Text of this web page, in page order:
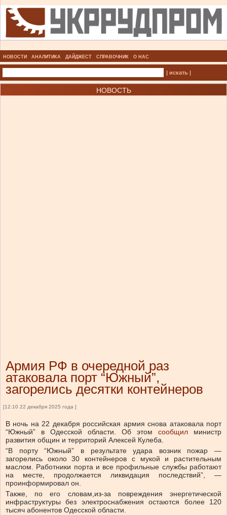
НОВОСТИ АНАЛИТИКА ДАЙДЖЕСТ СПРАВОЧНИК О НАС
| искать |
НОВОСТЬ
Армия РФ в очередной раз
атаковала порт “Южный”,
загорелись десятки контейнеров
[12:10 22 декабря 2025 года ]
В ночь на 22 декабря российская армия снова атаковала порт
“Южный” в Одесской области.
Об этом сообщил
министр
развития общин и территорий Алексей Кулеба.
“В порту “Южный” в результате удара возник пожар —
загорелись около 30 контейнеров с мукой и растительным
маслом. Работники порта и все профильные службы работают
на месте, продолжается ликвидация последствий”, —
проинформировал он.
Также, по его словам,из-за повреждения энергетической
инфраструктуры без электроснабжения остаются более 120
тысяч абонентов Одесской области.